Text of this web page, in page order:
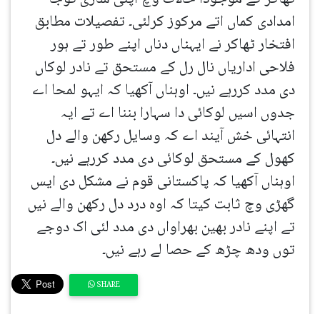
امدادی کماں اتے مرکوز کرلئی۔ تفصیلات مطابق
افتخار ٹھاکر نے ایہناں دناں اپنے طور تے ہور
فلاحی اداریاں نال رل کے مستحق تے نادر لوکاں
دی مدد کررہے نیں۔ اوہناں آکھیا کہ ایہو لمحا اے
جدوں اسیں لوکائی دا سہارا بننا اے تے ایہ
انتہائی خش آیند اے کہ وسایل رکھن والے دل
کھول کے مستحق لوکائی دی مدد کررہے نیں۔
اوہناں آکھیا کہ پاکستانی قوم نے مشکل دی ایس
گھڑی وچ ثابت کیتا کہ اوہ درد دل رکھن والے نیں
تے اپنے نادر بھین بھراواں دی مدد لئی اک دوجے
توں ودھ چڑھ کے حصا لے رہے نیں۔
SHARE